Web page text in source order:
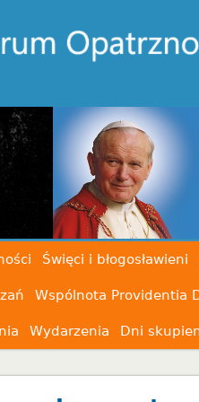
i zawsze są
Święci i błogosławieni
Wspólnota Providentia
Wydarzenia Dni